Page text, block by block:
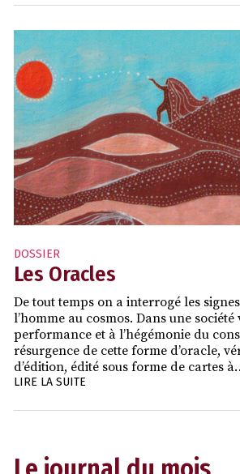
DOSSIER
Les Oracles
De tout temps on a interrogé les
l’homme au cosmos. Dans une société
performance et à l’hégémonie du
résurgence de cette forme d’oracle,
d’édition, édité sous forme de cartes
LIRE LA SUITE